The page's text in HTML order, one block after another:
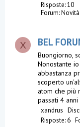
Risposte: 10
Forum:
X BEL
Buongiorno,
Nonostante
abbastanza
scoperto
atom che più
passati 4
xandrus
Risposte: 6